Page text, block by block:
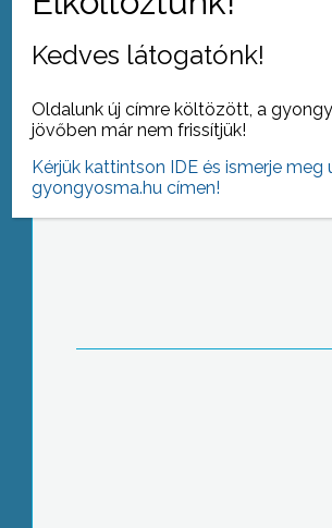
A gyöngyösi és a hatvani
HospInvest Diagnosztikai Kft.
kórházak ellátási körzetéhez
településekről a
A hideg tél és a fűtési
Kedves látogatónk!
Oldalunk új címre költözött, a
jövőben már nem frissítjük!
Kérjük kattintson IDE és ismerje meg
gyongyosma.hu címen!